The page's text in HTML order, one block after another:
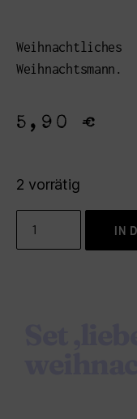
Weihnachtsmann.
5,90 €
2 vorrätig
IN